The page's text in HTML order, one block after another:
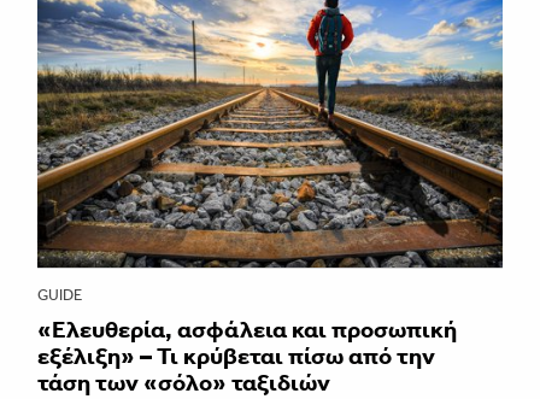
GUIDE
«Ελευθερία, ασφάλεια και προσωπική
εξέλιξη» – Τι κρύβεται πίσω από την
τάση των «σόλο» ταξιδιών